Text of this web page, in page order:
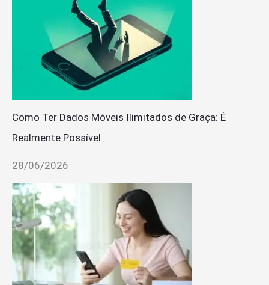
Como Ter Dados Móveis Ilimitados de Graça: É
Realmente Possível
28/06/2026